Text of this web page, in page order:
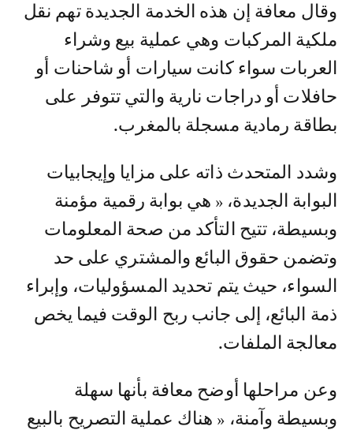
وقال معافة إن هذه الخدمة الجديدة تهم نقل
ملكية المركبات وهي عملية بيع وشراء
العربات سواء كانت سيارات أو شاحنات أو
حافلات أو دراجات نارية والتي تتوفر على
بطاقة رمادية مسجلة بالمغرب.
وشدد المتحدث ذاته على مزايا وإيجابيات
البوابة الجديدة، « هي بوابة رقمية مؤمنة
وبسيطة، تتيح التأكد من صحة المعلومات
وتضمن حقوق البائع والمشتري على حد
السواء، حيث يتم تحديد المسؤوليات، وإبراء
ذمة البائع، إلى جانب ربح الوقت فيما يخص
معالجة الملفات.
وعن مراحلها أوضح معافة بأنها سهلة
وبسيطة وآمنة، « هناك عملية التصريح بالبيع